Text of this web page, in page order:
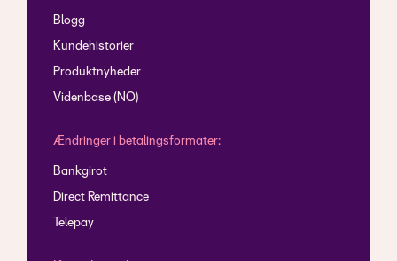
Blogg
Kundehistorier
Produktnyheder
Videnbase (NO)
Ændringer i betalingsformater:
Bankgirot
Direct Remittance
Telepay